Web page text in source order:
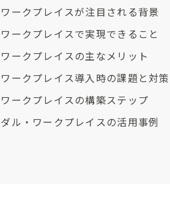
ークプレイスが注目される背景
ークプレイスで実現できること
ークプレイスの主なメリット
ークプレイス導入時の課題と対策
ークプレイスの構築ステップ
ル・ワークプレイスの活用事例